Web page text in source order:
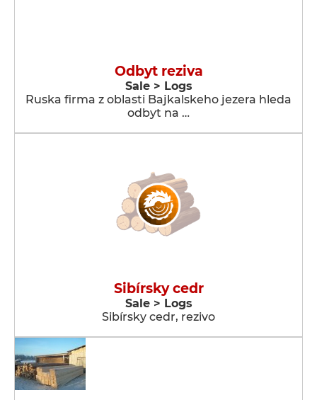
Odbyt reziva
Sale > Logs
Ruska firma z oblasti Bajkalskeho jezera hleda
odbyt na …
Sibírsky cedr
Sale > Logs
Sibírsky cedr, rezivo